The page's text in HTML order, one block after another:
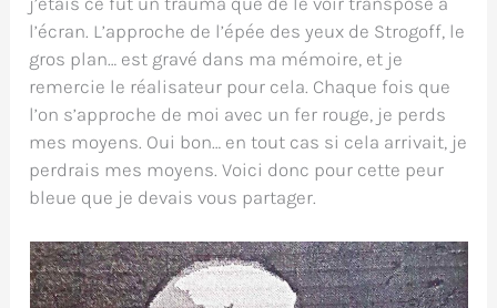
l’écran. L’approche de l’épée des yeux de Strogoff, le
gros plan… est gravé dans ma mémoire, et je
remercie le réalisateur pour cela. Chaque fois que
l’on s’approche de moi avec un fer rouge, je perds
mes moyens. Oui bon… en tout cas si cela arrivait, je
perdrais mes moyens. Voici donc pour cette peur
bleue que je devais vous partager.